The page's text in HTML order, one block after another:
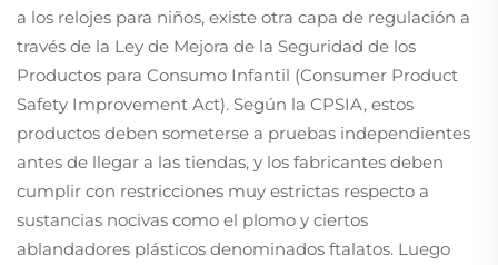
a los relojes para niños, existe otra capa de regulación a
través de la Ley de Mejora de la Seguridad de los
Productos para Consumo Infantil (Consumer Product
Safety Improvement Act). Según la CPSIA, estos
productos deben someterse a pruebas independientes
antes de llegar a las tiendas, y los fabricantes deben
cumplir con restricciones muy estrictas respecto a
sustancias nocivas como el plomo y ciertos
ablandadores plásticos denominados ftalatos. Luego